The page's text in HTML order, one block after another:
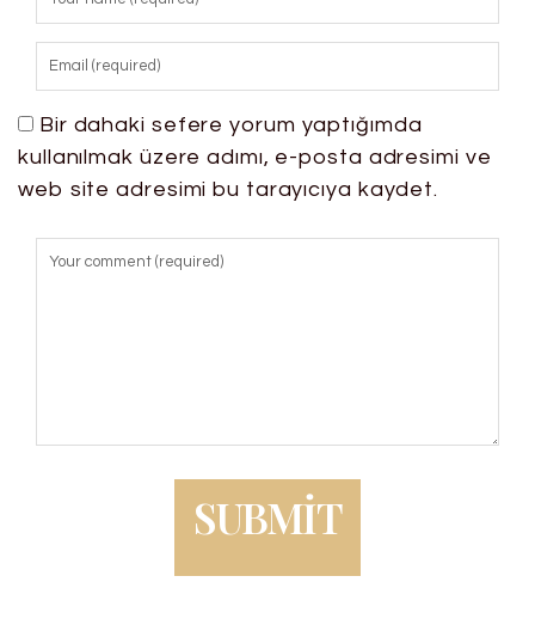
Bir dahaki sefere yorum yaptığımda
kullanılmak üzere adımı, e-posta adresimi ve
web site adresimi bu tarayıcıya kaydet.